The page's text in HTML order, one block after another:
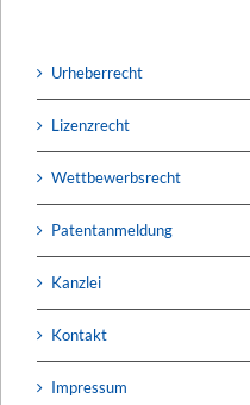
Urheberrecht
Lizenzrecht
Wettbewerbsrecht
Patentanmeldung
Kanzlei
Kontakt
Impressum